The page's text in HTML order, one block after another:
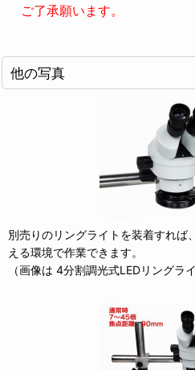
ご了承願います。
他の写真
別売りのリングライトを装着すれば
える環境で作業できます。
（画像は 4分割調光式LEDリングラ